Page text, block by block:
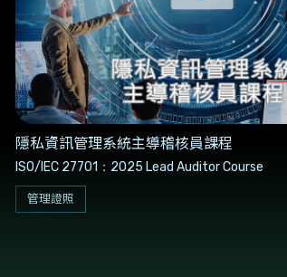
隱私資訊管理系統主導稽核員課程
ISO/IEC 27701：2025 Lead Auditor Course
管理證照